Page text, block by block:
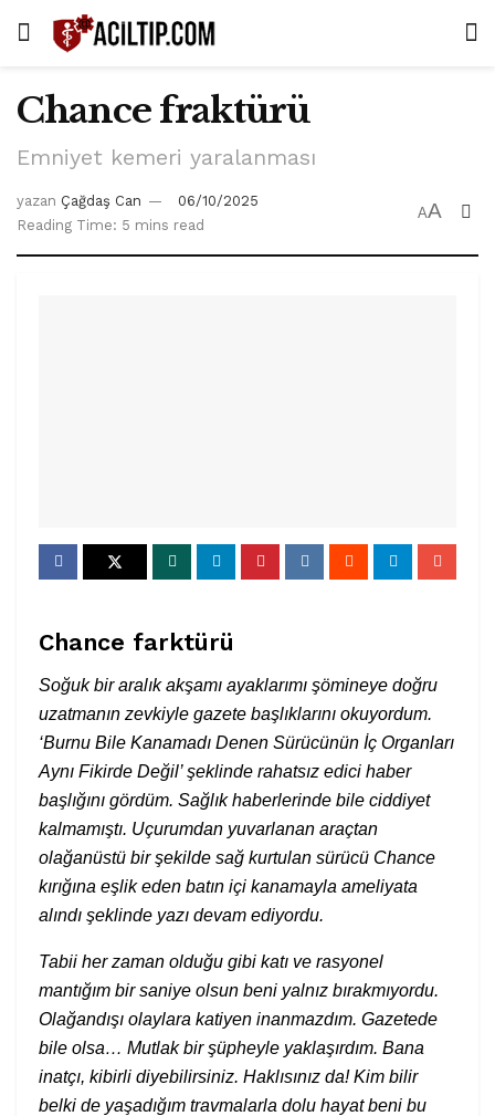
Chance fraktürü
Emniyet kemeri yaralanması
yazan Çağdaş Can
06/10/2025
Reading Time: 5 mins read
AA
Chance farktürü
Soğuk bir aralık akşamı ayaklarımı şömineye doğru
uzatmanın zevkiyle gazete başlıklarını okuyordum.
‘Burnu Bile Kanamadı Denen Sürücünün İç Organları
Aynı Fikirde Değil’ şeklinde rahatsız edici haber
başlığını gördüm. Sağlık haberlerinde bile ciddiyet
kalmamıştı. Uçurumdan yuvarlanan araçtan
olağanüstü bir şekilde sağ kurtulan sürücü Chance
kırığına eşlik eden batın içi kanamayla ameliyata
alındı şeklinde yazı devam ediyordu.
Tabii her zaman olduğu gibi katı ve rasyonel
mantığım bir saniye olsun beni yalnız bırakmıyordu.
Olağandışı olaylara katiyen inanmazdım. Gazetede
bile olsa… Mutlak bir şüpheyle yaklaşırdım. Bana
inatçı, kibirli diyebilirsiniz. Haklısınız da! Kim bilir
belki de yaşadığım travmalarla dolu hayat beni bu